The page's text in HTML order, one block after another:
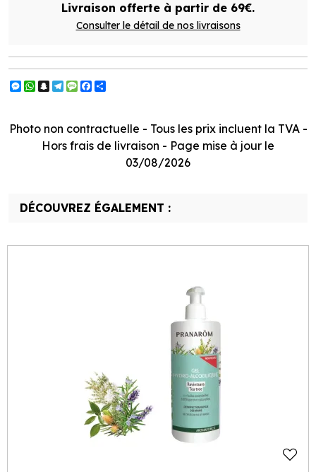
Livraison offerte à partir de 69€.
Consulter le détail de nos livraisons
Messenger
WhatsApp
Snapchat
Telegram
Message
Facebook
Photo non contractuelle - Tous les prix incluent la TVA -
Hors frais de livraison - Page mise à jour le
03/08/2026
DÉCOUVREZ ÉGALEMENT :